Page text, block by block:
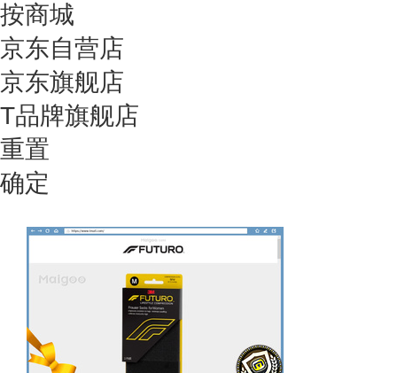
按商城
京东自营店
京东旗舰店
T品牌旗舰店
重置
确定